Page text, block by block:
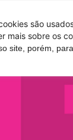
são
sobre os
site, porém,